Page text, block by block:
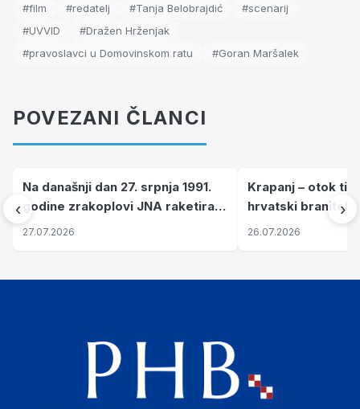
#film #redatelj #Tanja Belobrajdić
#scenarij
#UVVID
#Dražen Hrženjak
#pravoslavci u Domovinskom ratu
#Goran Maršalek
POVEZANI ČLANCI
‹
Na današnji dan 27. srpnja 1991.
godine zrakoplovi JNA raketirali
su vojarnu i obučni centar "Nikola
27.07.2026
Krapanj – otok
hrvatski branitelji
pronalaze mir
26.07.2026
›